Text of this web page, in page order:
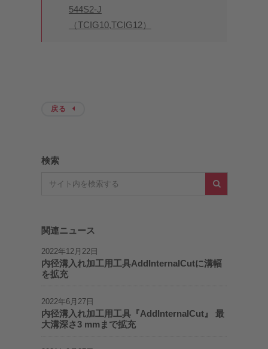
544S2-J
（TCIG10,TCIG12）
戻る
検索
関連ニュース
2022年12月22日
内径溝入れ加工用工具AddInternalCutに溝幅
を拡充
2022年6月27日
内径溝入れ加工用工具『AddInternalCut』 最
大溝深さ3 mmまで拡充